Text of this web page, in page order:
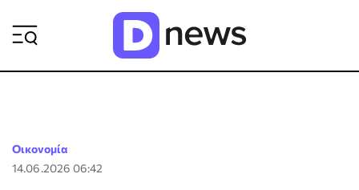
Οικονομία
14.06.2026 06:42